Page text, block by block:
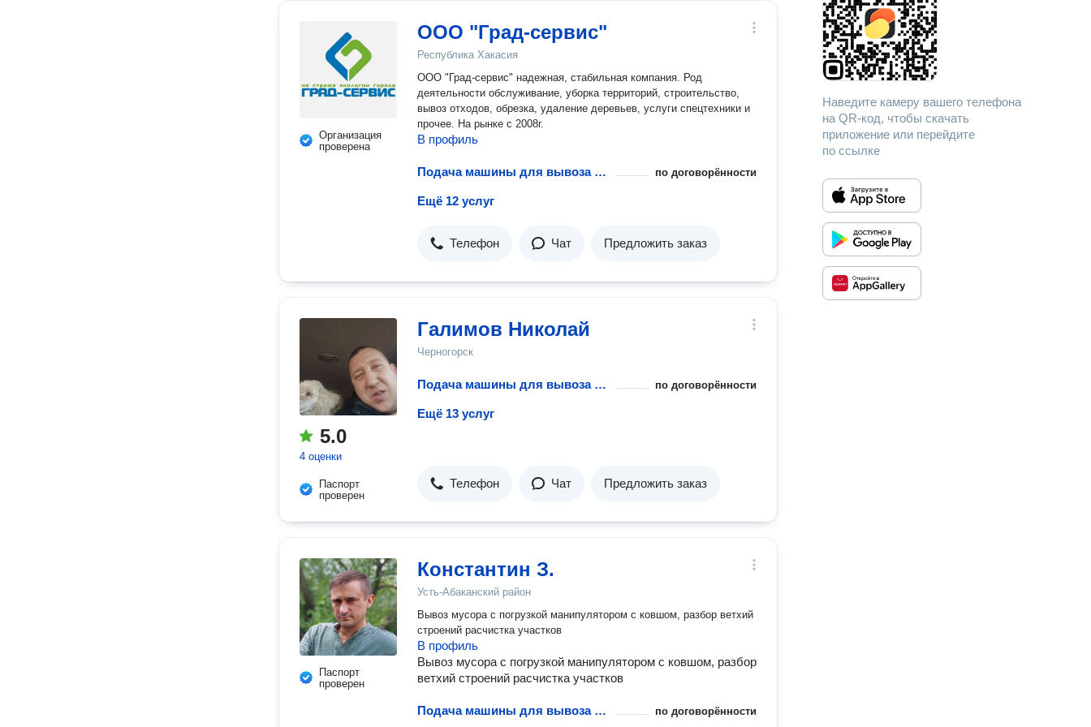
Организация
проверена
ООО "Град-сервис"
Республика Хакасия
ООО "Град-сервис" надежная, стабильная компания. Род
деятельности обслуживание, уборка территорий, строительство,
вывоз отходов, обрезка, удаление деревьев, услуги спецтехники и
прочее. На рынке с 2008г.
В профиль
Подача машины для вывоза мусора по договорённости
Ещё 12 услуг
Телефон Чат Предложить заказ
5.0
4 оценки
Паспорт
проверен
Галимов Николай
Черногорск
Подача машины для вывоза мусора по договорённости
Ещё 13 услуг
Телефон Чат Предложить заказ
Паспорт
проверен
Константин З.
Усть-Абаканский район
Вывоз мусора с погрузкой манипулятором с ковшом, разбор ветхий
строений расчистка участков
В профиль
Вывоз мусора с погрузкой манипулятором с ковшом, разбор
ветхий строений расчистка участков
Подача машины для вывоза мусора по договорённости
Наведите камеру вашего телефона
на QR-код, чтобы скачать
приложение или перейдите
по ссылке